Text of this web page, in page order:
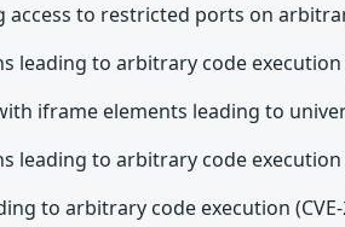
to restricted ports on
to arbitrary code execution
iframe elements leading to
to arbitrary code execution
to arbitrary code execution (CVE-